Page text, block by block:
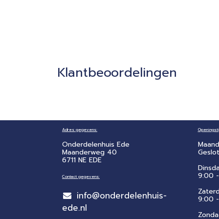
Klantbeoordelingen
Adres gegevens:
Onderdelenhuis Ede
Maanderweg 40
6711 NE EDE
Contact gegevens:
info@onderdelenhuis-
ede.nl
9:00
​9:00